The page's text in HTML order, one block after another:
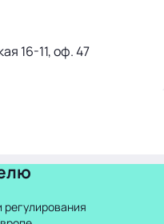
16-11, оф. 47
регулирования